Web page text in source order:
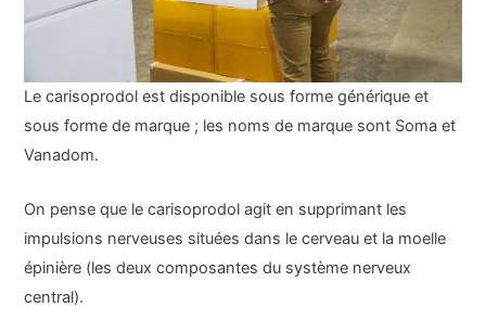
Le carisoprodol est disponible sous forme générique et
sous forme de marque ; les noms de marque sont Soma et
Vanadom.
On pense que le carisoprodol agit en supprimant les
impulsions nerveuses situées dans le cerveau et la moelle
épinière (les deux composantes du système nerveux
central).